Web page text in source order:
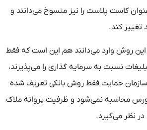
کاست پلاست را نیز منسوخ می‌دانند و
تغییر کند.
این روش وارد می‌دانند هم این است که فقط
نسبت به سرمایه گذاری را می‌پذیرند،
سازمان حمایت فقط روش بانکی تعریف شده
محاسبه نمی‌شود و ظرفیت پروانه ملاک
در نظر می‌گیرد.